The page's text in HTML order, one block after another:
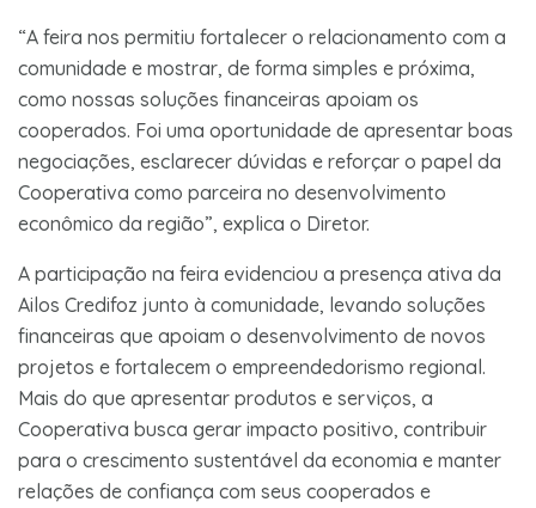
“A feira nos permitiu fortalecer o relacionamento com a
comunidade e mostrar, de forma simples e próxima,
como nossas soluções financeiras apoiam os
cooperados. Foi uma oportunidade de apresentar boas
negociações, esclarecer dúvidas e reforçar o papel da
Cooperativa como parceira no desenvolvimento
econômico da região”, explica o Diretor.
A participação na feira evidenciou a presença ativa da
Ailos Credifoz junto à comunidade, levando soluções
financeiras que apoiam o desenvolvimento de novos
projetos e fortalecem o empreendedorismo regional.
Mais do que apresentar produtos e serviços, a
Cooperativa busca gerar impacto positivo, contribuir
para o crescimento sustentável da economia e manter
relações de confiança com seus cooperados e